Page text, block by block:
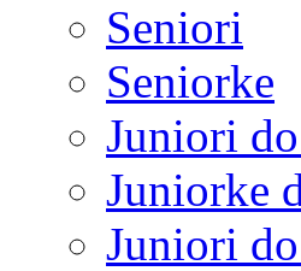
Seniori
Seniorke
Juniori
Juniorke
Juniori